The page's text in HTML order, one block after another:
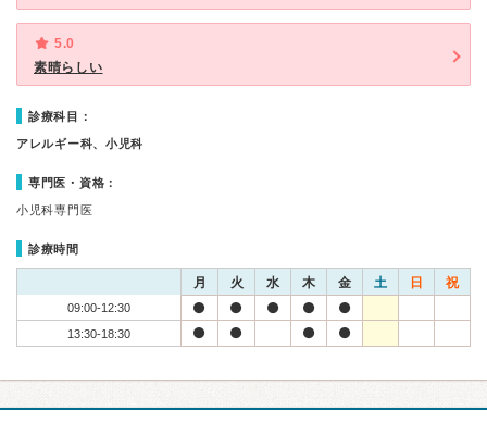
5.0
素晴らしい
診療科目：
アレルギー科、小児科
専門医・資格：
小児科専門医
診療時間
月 火 水 木 金 土 日 祝
09:00-12:30
13:30-18:30